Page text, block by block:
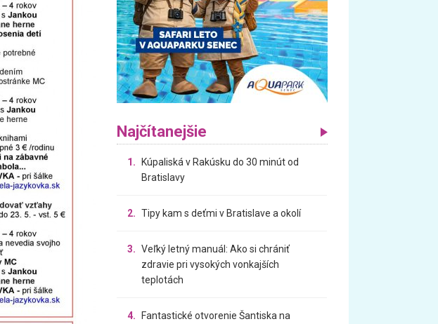
Najčítanejšie
1.
Kúpaliská v Rakúsku do 30 minút od
Bratislavy
2. Tipy kam s deťmi v Bratislave a okolí
3. Veľký letný manuál: Ako si chrániť
zdravie pri vysokých vonkajších
teplotách
4.
Fantastické otvorenie Šantiska na